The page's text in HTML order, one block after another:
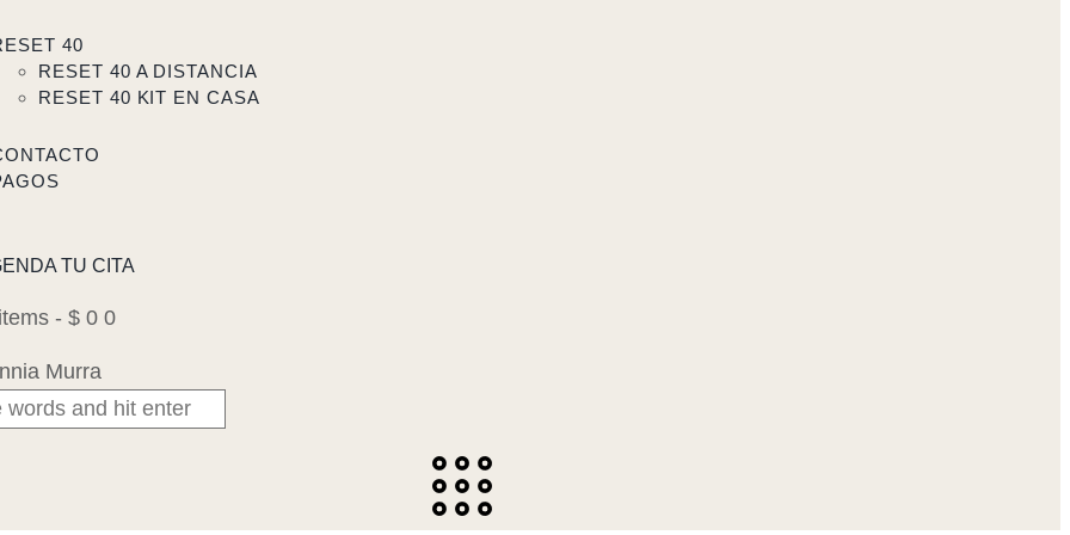
40
RESET 40 A DISTANCIA
RESET 40 KIT EN CASA
TU CITA
- $ 0 0